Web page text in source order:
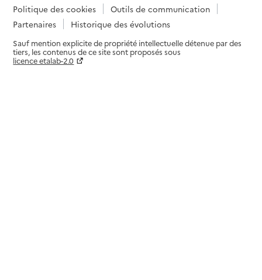
Politique des cookies
Outils de communication
Partenaires
Historique des évolutions
Sauf mention explicite de propriété intellectuelle détenue par des
tiers, les contenus de ce site sont proposés sous
licence etalab-2.0